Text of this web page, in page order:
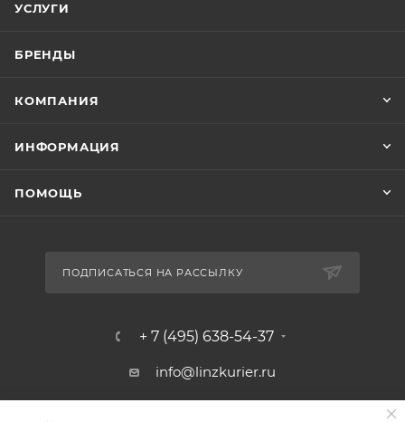
УСЛУГИ
БРЕНДЫ
КОМПАНИЯ
ИНФОРМАЦИЯ
ПОМОЩЬ
ПОДПИСАТЬСЯ НА РАССЫЛКУ
+ 7 (495) 638-54-37
info@linzkurier.ru